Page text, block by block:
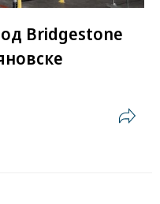
Bridgestone